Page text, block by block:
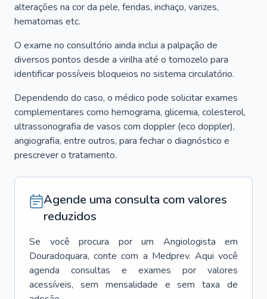
alterações na cor da pele, feridas, inchaço, varizes,
hematomas etc.
O exame no consultório ainda inclui a palpação de
diversos pontos desde a virilha até o tornozelo para
identificar possíveis bloqueios no sistema circulatório.
Dependendo do caso, o médico pode solicitar exames
complementares como hemograma, glicemia, colesterol,
ultrassonografia de vasos com doppler (eco doppler),
angiografia, entre outros, para fechar o diagnóstico e
prescrever o tratamento.
Agende uma consulta com valores
reduzidos
Se você procura por um Angiologista
em
Douradoquara, conte com a Medprev. Aqui você
agenda consultas e exames por valores
acessíveis, sem mensalidade e sem taxa de